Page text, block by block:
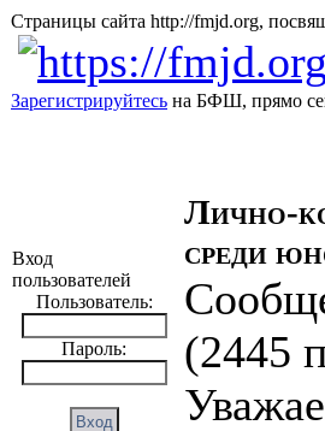
Страницы сайта http://fmjd.org,
Зарегистрируйтесь на БФШ, прямо
Вход
пользователей
Пользователь:
Пароль:
Лично-
среди
(2445